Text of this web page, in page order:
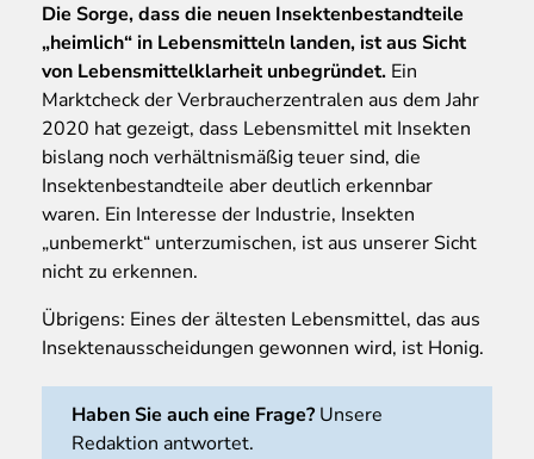
Die Sorge, dass die neuen Insektenbestandteile
„heimlich“ in Lebensmitteln landen, ist aus Sicht
von Lebensmittelklarheit unbegründet. Ein
Marktcheck der Verbraucherzentralen aus dem Jahr
2020 hat gezeigt, dass Lebensmittel mit Insekten
bislang noch verhältnismäßig teuer sind, die
Insektenbestandteile aber deutlich erkennbar
waren. Ein Interesse der Industrie, Insekten
„unbemerkt“ unterzumischen, ist aus unserer Sicht
nicht zu erkennen.
Übrigens: Eines der ältesten Lebensmittel, das aus
Insektenausscheidungen gewonnen wird, ist Honig.
Haben Sie auch eine Frage? Unsere
Redaktion antwortet.